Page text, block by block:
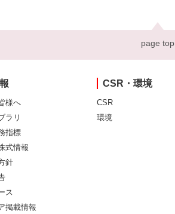
page top
様へ
ラリ
指標
式情報
針
ス
掲載情報
CSR・環境
CSR
環境